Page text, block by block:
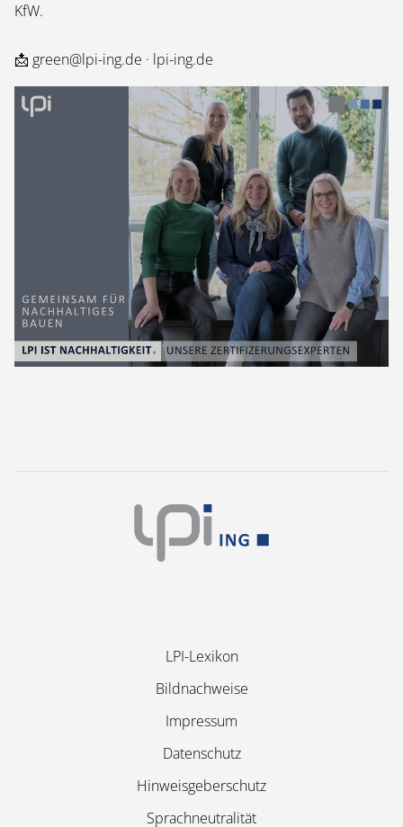
KfW.
📩 green@lpi-ing.de · lpi-ing.de
Navigation
überspringen
LPI-Lexikon
Bildnachweise
Impressum
Datenschutz
Hinweisgeberschutz
Sprachneutralität